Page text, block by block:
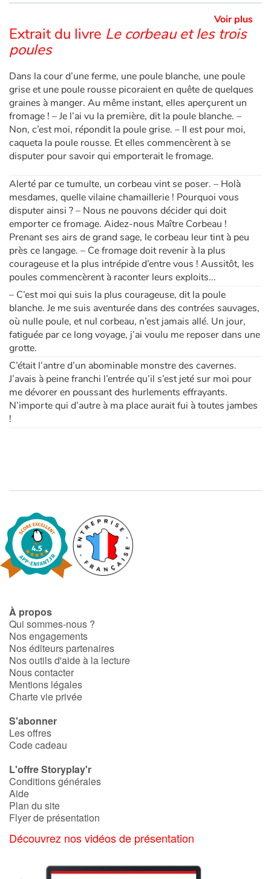
Voir plus
Extrait du livre Le corbeau et les trois
poules
Dans la cour d’une ferme, une poule blanche, une poule
grise et une poule rousse picoraient en quête de quelques
graines à manger. Au même instant, elles aperçurent un
fromage ! – Je l’ai vu la première, dit la poule blanche. –
Non, c’est moi, répondit la poule grise. – Il est pour moi,
caqueta la poule rousse. Et elles commencèrent à se
disputer pour savoir qui emporterait le fromage.
Alerté par ce tumulte, un corbeau vint se poser. – Holà
mesdames, quelle vilaine chamaillerie ! Pourquoi vous
disputer ainsi ? – Nous ne pouvons décider qui doit
emporter ce fromage. Aidez-nous Maître Corbeau !
Prenant ses airs de grand sage, le corbeau leur tint à peu
près ce langage. – Ce fromage doit revenir à la plus
courageuse et la plus intrépide d’entre vous ! Aussitôt, les
poules commencèrent à raconter leurs exploits...
– C’est moi qui suis la plus courageuse, dit la poule
blanche. Je me suis aventurée dans des contrées sauvages,
où nulle poule, et nul corbeau, n’est jamais allé. Un jour,
fatiguée par ce long voyage, j’ai voulu me reposer dans une
grotte.
C’était l’antre d’un abominable monstre des cavernes.
J’avais à peine franchi l’entrée qu’il s’est jeté sur moi pour
me dévorer en poussant des hurlements effrayants.
N’importe qui d’autre à ma place aurait fui à toutes jambes
!
À propos
Qui sommes-nous ?
Nos engagements
Nos éditeurs partenaires
Nos outils d'aide à la lecture
Nous contacter
Mentions légales
Charte vie privée
S'abonner
Les offres
Code cadeau
L'offre Storyplay'r
Conditions générales
Aide
Plan du site
Flyer de présentation
Découvrez nos vidéos de présentation